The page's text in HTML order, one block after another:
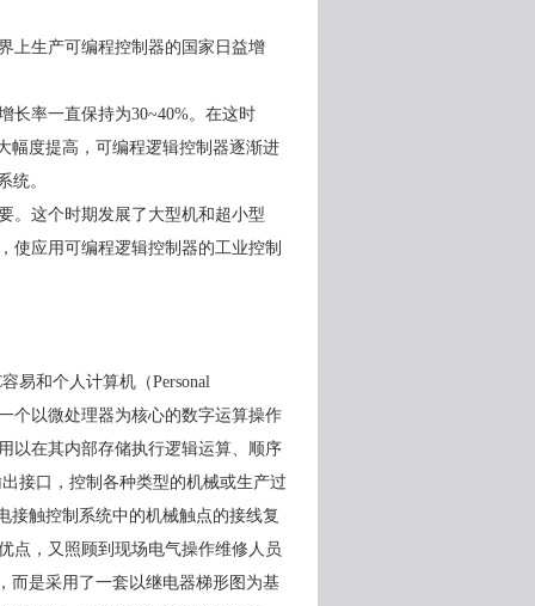
上生产可编程控制器的国家日益增
长率一直保持为30~40%。在这时
幅度提高，可编程逻辑控制器逐渐进
统。
。这个时期发展了大型机和超小型
使应用可编程逻辑控制器的工业控制
容易和个人计算机（Personal
个以微处理器为核心的数字运算操作
以在其内部存储执行逻辑运算、顺序
接口，控制各种类型的机械或生产过
接触控制系统中的机械触点的接线复
点，又照顾到现场电气操作维修人员
而是采用了一套以继电器梯形图为基